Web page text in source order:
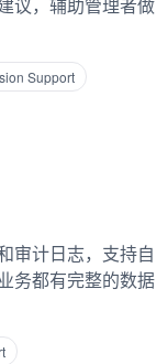
Support
审计日志，支持自
务都有完整的数据